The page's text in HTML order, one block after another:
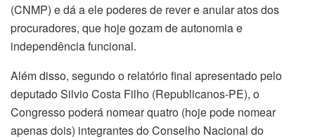
(CNMP) e dá a ele poderes de rever e anular atos dos
procuradores, que hoje gozam de autonomia e
independência funcional.
Além disso, segundo o relatório final apresentado pelo
deputado Silvio Costa Filho (Republicanos-PE), o
Congresso poderá nomear quatro (hoje pode nomear
apenas dois) integrantes do Conselho Nacional do